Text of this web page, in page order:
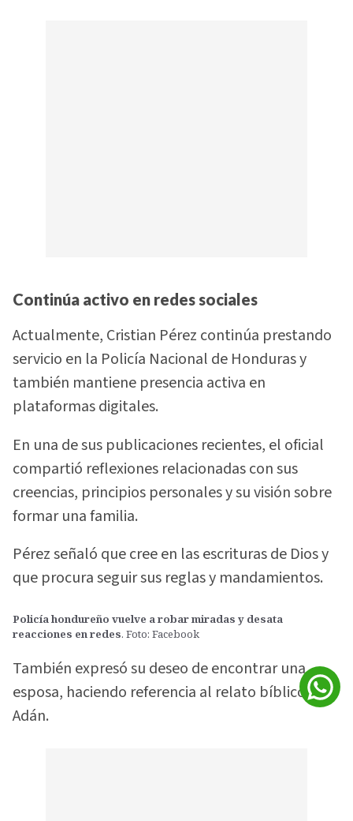
Continúa activo en redes sociales
Actualmente, Cristian Pérez continúa prestando
servicio en la Policía Nacional de Honduras y
también mantiene presencia activa en
plataformas digitales.
En una de sus publicaciones recientes, el oficial
compartió reflexiones relacionadas con sus
creencias, principios personales y su visión sobre
formar una familia.
Pérez señaló que cree en las escrituras de Dios y
que procura seguir sus reglas y mandamientos.
Policía hondureño vuelve a robar miradas y desata
reacciones en redes. Foto: Facebook
También expresó su deseo de encontrar una
esposa, haciendo referencia al relato bíblico de
Adán.